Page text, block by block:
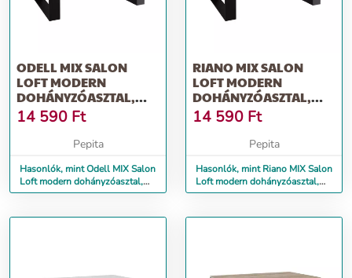
ODELL MIX SALON
LOFT MODERN
DOHÁNYZÓASZTAL,
SONOMA-FEKETE
14 590 Ft
Pepita
Hasonlók, mint Odell MIX Salon
Loft modern dohányzóasztal,
sonoma-fekete
RIANO MIX SALON
LOFT MODERN
DOHÁNYZÓASZTAL,
TÖLGY-FEKETE
14 590 Ft
Pepita
Hasonlók, mint Riano MIX Salon
Loft modern dohányzóasztal,
tölgy-fekete